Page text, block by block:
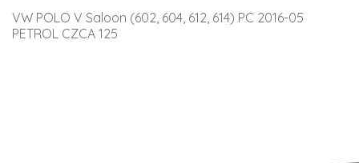
VW POLO V Saloon (602, 604, 612, 614) PC 2016-05
PETROL CZCA 125